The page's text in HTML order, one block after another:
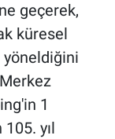
geçerek,
küresel
yöneldiğini
1
yıl